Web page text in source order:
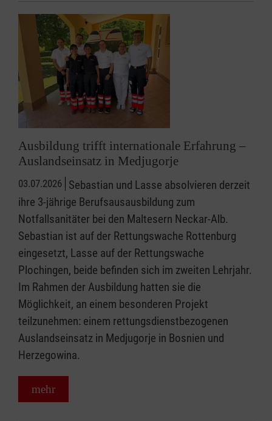
Ausbildung trifft internationale Erfahrung –
Auslandseinsatz in Medjugorje
03.07.2026 Sebastian und Lasse absolvieren derzeit
ihre 3-jährige Berufsausausbildung zum
Notfallsanitäter bei den Maltesern Neckar-Alb.
Sebastian ist auf der Rettungswache Rottenburg
eingesetzt, Lasse auf der Rettungswache
Plochingen, beide befinden sich im zweiten Lehrjahr.
Im Rahmen der Ausbildung hatten sie die
Möglichkeit, an einem besonderen Projekt
teilzunehmen: einem rettungsdienstbezogenen
Auslandseinsatz in Medjugorje in Bosnien und
Herzegowina.
mehr